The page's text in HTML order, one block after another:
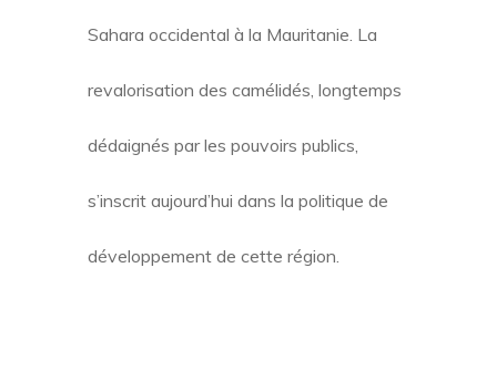
Sahara occidental à la Mauritanie. La
revalorisation des camélidés, longtemps
dédaignés par les pouvoirs publics,
s’inscrit aujourd’hui dans la politique de
développement de cette région.